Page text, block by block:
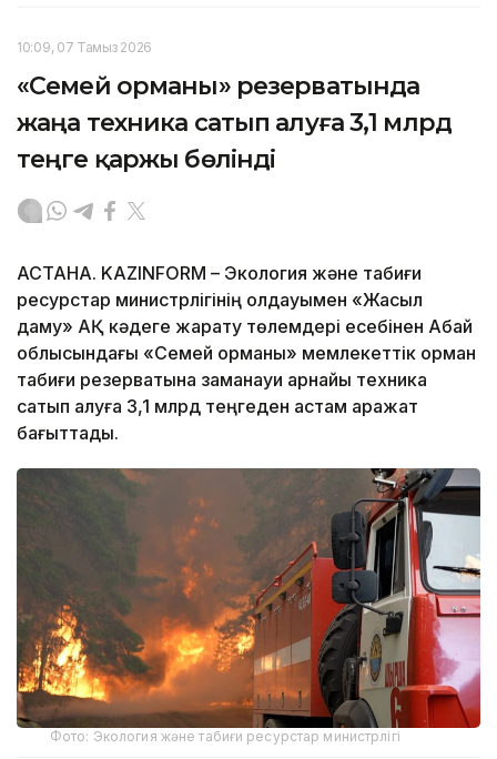
10:09, 07 Тамыз 2026
«Семей орманы» резерватында
жаңа техника сатып алуға 3,1 млрд
теңге қаржы бөлінді
АСТАНА. KAZINFORM – Экология және табиғи
ресурстар министрлігінің қолдауымен «Жасыл
даму» АҚ кәдеге жарату төлемдері есебінен Абай
облысындағы «Семей орманы» мемлекеттік орман
табиғи резерватына заманауи арнайы техника
сатып алуға 3,1 млрд теңгеден астам қаражат
бағыттады.
Фото: Экология және табиғи ресурстар министрлігі